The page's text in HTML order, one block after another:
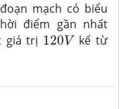
mạch có biểu
điểm gần nhất
giá trị 120V
120Vkể từ